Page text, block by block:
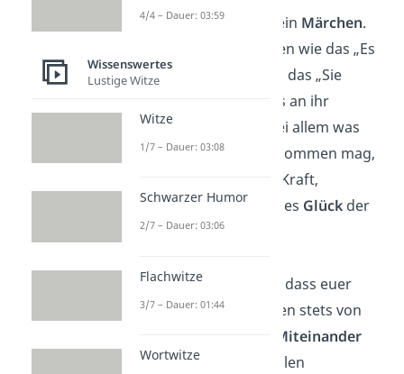
Eure Liebe ist wie ein Märchen.
Ihr passt zusammen wie das „Es
war einmal …“ und das „Sie
lebten glücklich bis an ihr
Lebensende …”. Bei allem was
dazwischen auch kommen mag,
wünsche ich euch Kraft,
Gesundheit und alles Glück der
Welt!
Ich wünsche euch, dass euer
gemeinsames Leben stets von
Miteinander
und einem liebevollen
4/4 – Dauer: 03:59
Wissenswertes
Lustige Witze
Witze
1/7 – Dauer: 03:08
Schwarzer Humor
2/7 – Dauer: 03:06
Flachwitze
3/7 – Dauer: 01:44
Wortwitze